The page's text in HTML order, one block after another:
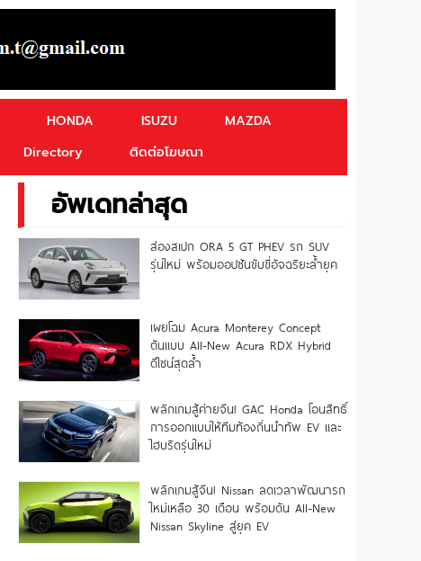
HONDA ISUZU
MAZDA
Directory ติดต่อโฆษณา
อัพเดทล่าสุด
ส่องสเปก ORA 5 GT PHEV รถ SUV
รุ่นใหม่ พร้อมออปชันขับขี่อัจฉริยะล้ำยุค
เผยโฉม Acura Monterey Concept
ต้นแบบ All-New Acura RDX Hybrid
ดีไซน์สุดล้ำ
พลิกเกมสู้ค่ายจีน! GAC Honda โอนสิทธิ์
การออกแบบให้ทีมท้องถิ่นนำทัพ EV และ
ไฮบริดรุ่นใหม่
พลิกเกมสู้จีน! Nissan ลดเวลาพัฒนารถ
ใหม่เหลือ 30 เดือน พร้อมดัน All-New
Nissan Skyline สู่ยุค EV